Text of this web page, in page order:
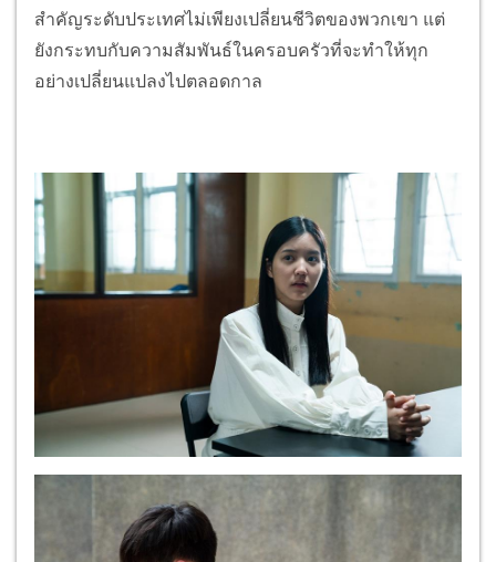
สำคัญระดับประเทศไม่เพียงเปลี่ยนชีวิตของพวกเขา แต่
ยังกระทบกับความสัมพันธ์ในครอบครัวที่จะทำให้ทุก
อย่างเปลี่ยนแปลงไปตลอดกาล